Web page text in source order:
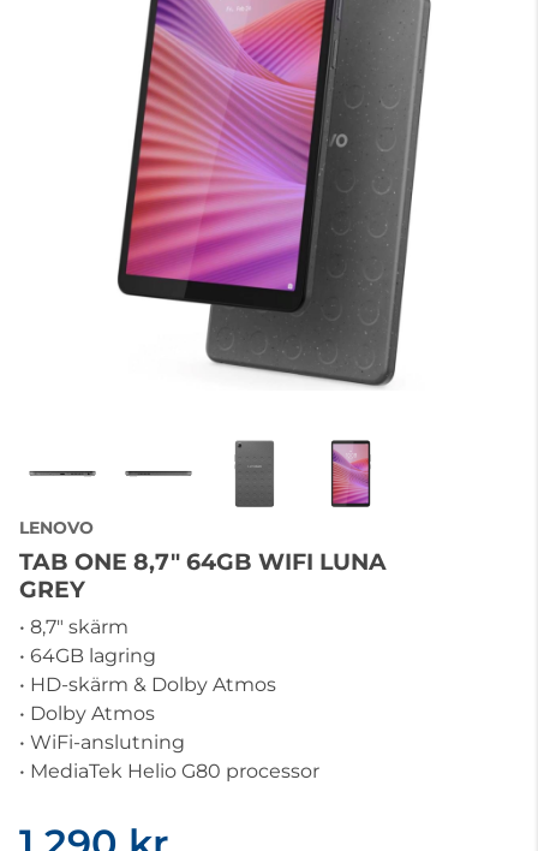
LENOVO
TAB ONE 8,7" 64GB WIFI LUNA
GREY
• 8,7" skärm
• 64GB lagring
• HD-skärm & Dolby Atmos
• Dolby Atmos
• WiFi-anslutning
• MediaTek Helio G80 processor